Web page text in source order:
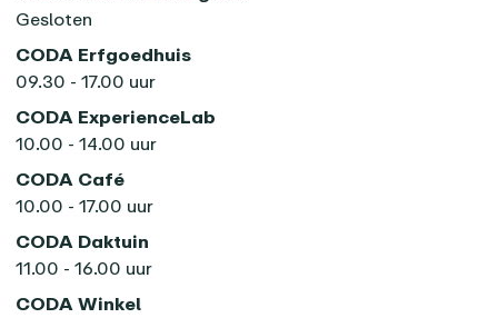
Gesloten
CODA Erfgoedhuis
09.30 - 17.00 uur
CODA ExperienceLab
10.00 - 14.00 uur
CODA Café
10.00 - 17.00 uur
CODA Daktuin
11.00 - 16.00 uur
CODA Winkel